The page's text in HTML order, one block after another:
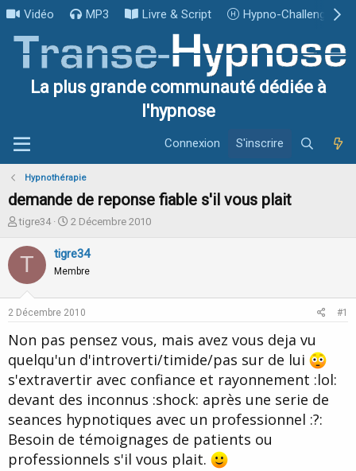
Vidéo MP3 Livre & Script Hypno-Challenge
La plus grande communauté dédiée à
l'hypnose
Connexion S'inscrire
Hypnothérapie
demande de reponse fiable s'il vous plait
I
i
t
u
d
e
a
d
i
c
tigre34
D
t
d
d
b
u
2 Décembre 2010
T tigre34
Membre
2 Décembre 2010 #1
Non pas pensez vous, mais avez vous deja vu
quelqu'un d'introverti/timide/pas sur de lui
s'extravertir avec confiance et rayonnement :lol:
devant des inconnus :shock: après une serie de
seances hypnotiques avec un professionnel :?:
Besoin de témoignages de patients ou
professionnels s'il vous plait.